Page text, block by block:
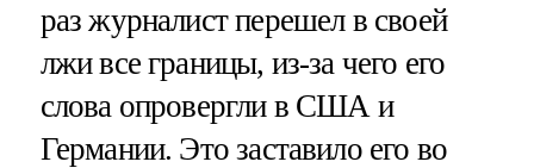
раз журналист перешел в своей
лжи все границы, из-за чего его
слова опровергли в США и
Германии. Это заставило его во